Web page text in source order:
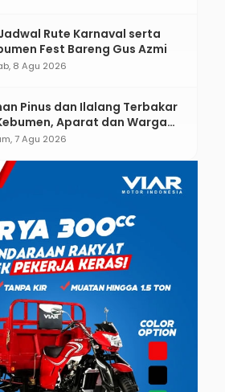
Rute Karnaval serta
Fest Bareng Gus Azmi
8 Agu 2026
Pinus dan Ilalang Terbakar
Aparat dan Warga
Api Secara Manual
7 Agu 2026